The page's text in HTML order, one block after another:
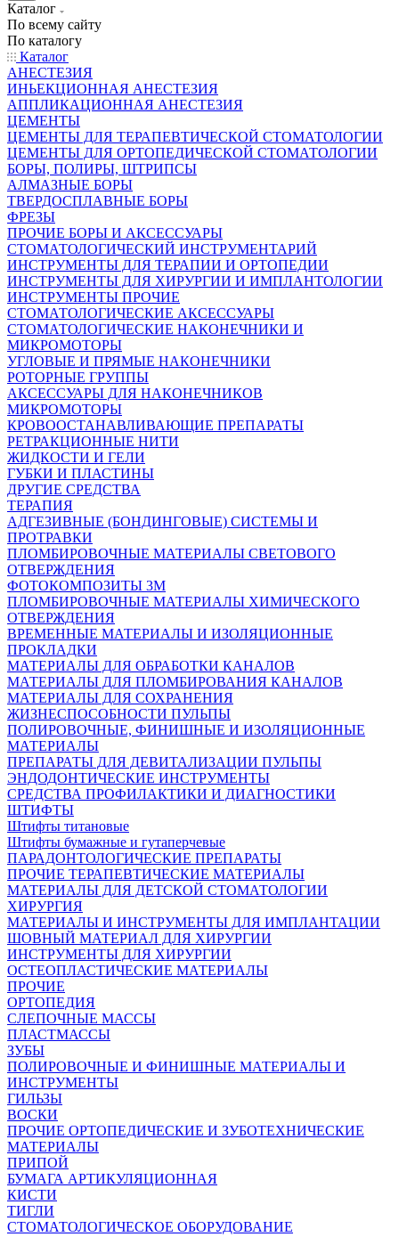
Каталог
По всему сайту
По каталогу
Каталог
АНЕСТЕЗИЯ
ИНЬЕКЦИОННАЯ АНЕСТЕЗИЯ
АППЛИКАЦИОННАЯ АНЕСТЕЗИЯ
ЦЕМЕНТЫ
ЦЕМЕНТЫ ДЛЯ ТЕРАПЕВТИЧЕСКОЙ СТОМАТОЛОГИИ
ЦЕМЕНТЫ ДЛЯ ОРТОПЕДИЧЕСКОЙ СТОМАТОЛОГИИ
БОРЫ, ПОЛИРЫ, ШТРИПСЫ
АЛМАЗНЫЕ БОРЫ
ТВЕРДОСПЛАВНЫЕ БОРЫ
ФРЕЗЫ
ПРОЧИЕ БОРЫ И АКСЕССУАРЫ
СТОМАТОЛОГИЧЕСКИЙ ИНСТРУМЕНТАРИЙ
ИНСТРУМЕНТЫ ДЛЯ ТЕРАПИИ И ОРТОПЕДИИ
ИНСТРУМЕНТЫ ДЛЯ ХИРУРГИИ И ИМПЛАНТОЛОГИИ
ИНСТРУМЕНТЫ ПРОЧИЕ
СТОМАТОЛОГИЧЕСКИЕ АКСЕССУАРЫ
СТОМАТОЛОГИЧЕСКИЕ НАКОНЕЧНИКИ И
МИКРОМОТОРЫ
УГЛОВЫЕ И ПРЯМЫЕ НАКОНЕЧНИКИ
РОТОРНЫЕ ГРУППЫ
АКСЕССУАРЫ ДЛЯ НАКОНЕЧНИКОВ
МИКРОМОТОРЫ
КРОВООСТАНАВЛИВАЮЩИЕ ПРЕПАРАТЫ
РЕТРАКЦИОННЫЕ НИТИ
ЖИДКОСТИ И ГЕЛИ
ГУБКИ И ПЛАСТИНЫ
ДРУГИЕ СРЕДСТВА
ТЕРАПИЯ
АДГЕЗИВНЫЕ (БОНДИНГОВЫЕ) СИСТЕМЫ И
ПРОТРАВКИ
ПЛОМБИРОВОЧНЫЕ МАТЕРИАЛЫ СВЕТОВОГО
ОТВЕРЖДЕНИЯ
ФОТОКОМПОЗИТЫ 3М
ПЛОМБИРОВОЧНЫЕ МАТЕРИАЛЫ ХИМИЧЕСКОГО
ОТВЕРЖДЕНИЯ
ВРЕМЕННЫЕ МАТЕРИАЛЫ И ИЗОЛЯЦИОННЫЕ
ПРОКЛАДКИ
МАТЕРИАЛЫ ДЛЯ ОБРАБОТКИ КАНАЛОВ
МАТЕРИАЛЫ ДЛЯ ПЛОМБИРОВАНИЯ КАНАЛОВ
МАТЕРИАЛЫ ДЛЯ СОХРАНЕНИЯ
ЖИЗНЕСПОСОБНОСТИ ПУЛЬПЫ
ПОЛИРОВОЧНЫЕ, ФИНИШНЫЕ И ИЗОЛЯЦИОННЫЕ
МАТЕРИАЛЫ
ПРЕПАРАТЫ ДЛЯ ДЕВИТАЛИЗАЦИИ ПУЛЬПЫ
ЭНДОДОНТИЧЕСКИЕ ИНСТРУМЕНТЫ
СРЕДСТВА ПРОФИЛАКТИКИ И ДИАГНОСТИКИ
ШТИФТЫ
Штифты титановые
Штифты бумажные и гутаперчевые
ПАРАДОНТОЛОГИЧЕСКИЕ ПРЕПАРАТЫ
ПРОЧИЕ ТЕРАПЕВТИЧЕСКИЕ МАТЕРИАЛЫ
МАТЕРИАЛЫ ДЛЯ ДЕТСКОЙ СТОМАТОЛОГИИ
ХИРУРГИЯ
МАТЕРИАЛЫ И ИНСТРУМЕНТЫ ДЛЯ ИМПЛАНТАЦИИ
ШОВНЫЙ МАТЕРИАЛ ДЛЯ ХИРУРГИИ
ИНСТРУМЕНТЫ ДЛЯ ХИРУРГИИ
ОСТЕОПЛАСТИЧЕСКИЕ МАТЕРИАЛЫ
ПРОЧИЕ
ОРТОПЕДИЯ
СЛЕПОЧНЫЕ МАССЫ
ПЛАСТМАССЫ
ЗУБЫ
ПОЛИРОВОЧНЫЕ И ФИНИШНЫЕ МАТЕРИАЛЫ И
ИНСТРУМЕНТЫ
ГИЛЬЗЫ
ВОСКИ
ПРОЧИЕ ОРТОПЕДИЧЕСКИЕ И ЗУБОТЕХНИЧЕСКИЕ
МАТЕРИАЛЫ
ПРИПОЙ
БУМАГА АРТИКУЛЯЦИОННАЯ
КИСТИ
ТИГЛИ
СТОМАТОЛОГИЧЕСКОЕ ОБОРУДОВАНИЕ